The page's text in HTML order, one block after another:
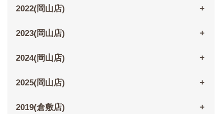
2022(岡山店)
2023(岡山店)
2024(岡山店)
2025(岡山店)
2019(倉敷店)